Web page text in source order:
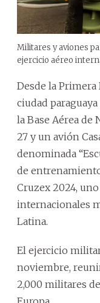
Militares y aviones
ejercicio aéreo
Desde la Primera
ciudad
la Base Aérea de
27 y un avión
denominada
de
Cruzex 2024,
internacionales
Latina.
El ejercicio
noviembre,
2,000 militares